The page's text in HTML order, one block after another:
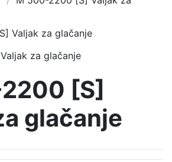
[S]
glačanje